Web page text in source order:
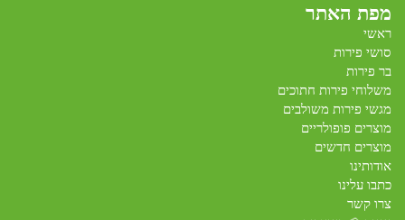
מפת האתר
ראשי
סושי פירות
בר פירות
משלוחי פירות חתוכים
מגשי פירות משולבים
מוצרים פופולריים
מוצרים חדשים
אודותינו
כתבו עלינו
צרו קשר